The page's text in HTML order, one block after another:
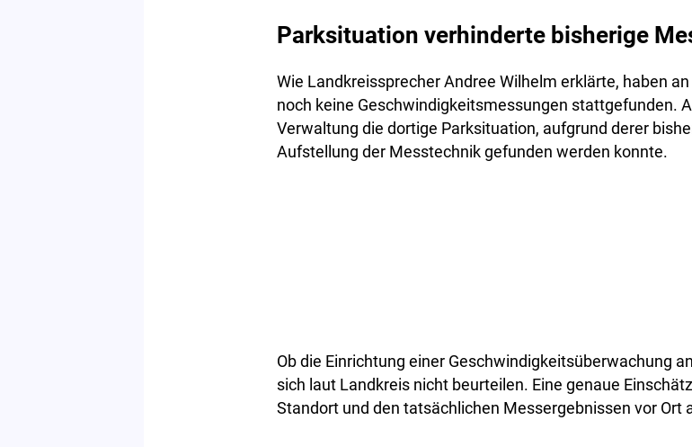
Parksituation verhinderte bisherige
Wie Landkreissprecher Andree Wilhelm erklärte, haben
noch keine Geschwindigkeitsmessungen stattgefunden.
Verwaltung die dortige Parksituation, aufgrund derer
Aufstellung der Messtechnik gefunden werden konnte.
Ob die Einrichtung einer Geschwindigkeitsüberwachung
sich laut Landkreis nicht beurteilen. Eine genaue
Standort und den tatsächlichen Messergebnissen vor Ort